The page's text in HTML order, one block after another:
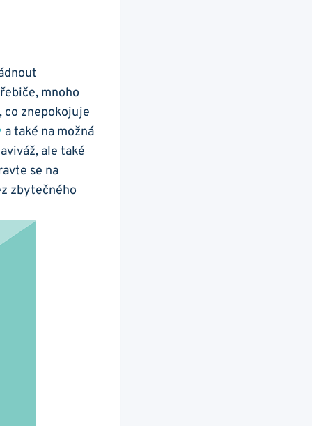
mnoho
co znepokojuje​
a také na možná
ale‍ také
se na
zbytečného